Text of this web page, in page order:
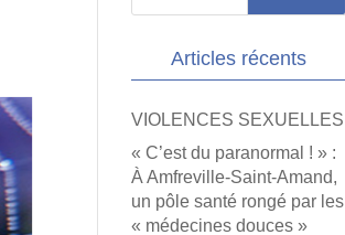
Articles récents
VIOLENCES SEXUELLES
« C’est du paranormal ! » :
À Amfreville-Saint-Amand,
un pôle santé rongé par les
« médecines douces »